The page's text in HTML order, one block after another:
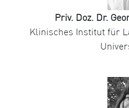
Priv. Doz. Dr.
Klinisches Institut für